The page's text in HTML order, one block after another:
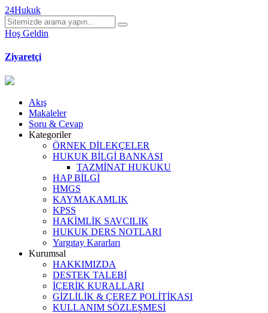
24Hukuk
Hoş Geldin
Ziyaretçi
Akış
Makaleler
Soru & Cevap
Kategoriler
ÖRNEK DİLEKÇELER
HUKUK BİLGİ BANKASI
TAZMİNAT HUKUKU
HAP BİLGİ
HMGS
KAYMAKAMLIK
KPSS
HAKİMLİK SAVCILIK
HUKUK DERS NOTLARI
Yargıtay Kararları
Kurumsal
HAKKIMIZDA
DESTEK TALEBİ
İÇERİK KURALLARI
GİZLİLİK & ÇEREZ POLİTİKASI
KULLANIM SÖZLEŞMESİ